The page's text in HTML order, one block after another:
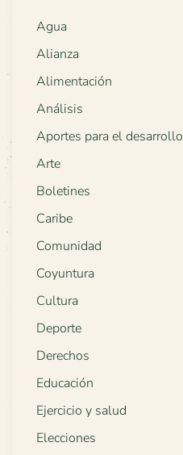
Agua
Alianza
Alimentación
Análisis
Aportes para el desarrollo
Arte
Boletines
Caribe
Comunidad
Coyuntura
Cultura
Deporte
Derechos
Educación
Ejercicio y salud
Elecciones